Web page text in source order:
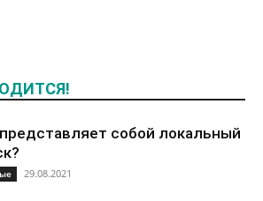
собой локальный
29.08.2021